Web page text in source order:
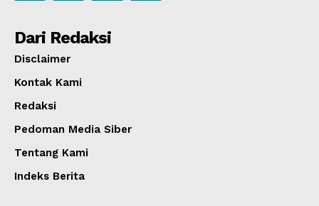
Dari Redaksi
Disclaimer
Kontak Kami
Redaksi
Pedoman Media Siber
Tentang Kami
Indeks Berita